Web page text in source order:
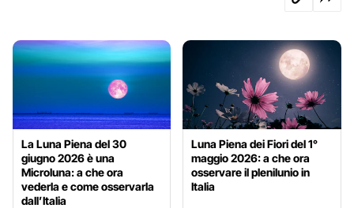
La Luna Piena del 30
giugno 2026 è una
Microluna: a che ora
vederla e come osservarla
dall’Italia
Luna Piena dei Fiori del 1°
maggio 2026: a che ora
osservare il plenilunio in
Italia